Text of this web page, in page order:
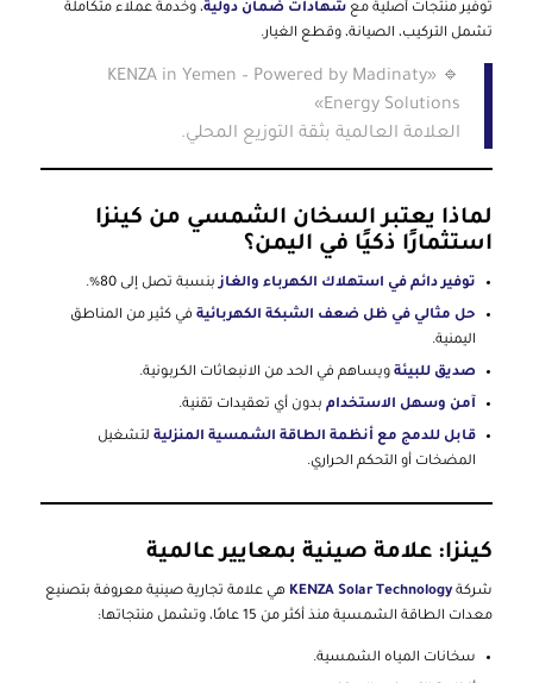
توفير منتجات أصلية مع شهادات ضمان دولية، وخدمة عملاء متكاملة
تشمل التركيب، الصيانة، وقطع الغيار.
🔹 «KENZA in Yemen – Powered by Madinaty
Energy Solutions»
العلامة العالمية بثقة التوزيع المحلي.
لماذا يعتبر السخان الشمسي من كينزا
استثمارًا ذكيًا في اليمن؟
توفير دائم في استهلاك الكهرباء والغازبنسبة تصل إلى 80%.
حل مثالي في ظل ضعف الشبكة الكهربائيةفي كثير من المناطق
اليمنية.
صديق للبيئةويساهم في الحد من الانبعاثات الكربونية.
آمن وسهل الاستخدامبدون أي تعقيدات تقنية.
قابل للدمج مع أنظمة الطاقة الشمسية المنزليةلتشغيل
المضخات أو التحكم الحراري.
كينزا: علامة صينية بمعايير عالمية
شركةKENZA Solar Technology هي علامة تجارية صينية معروفة بتصنيع
معدات الطاقة الشمسية منذ أكثر من 15 عامًا، وتشمل منتجاتها:
سخانات المياه الشمسية.